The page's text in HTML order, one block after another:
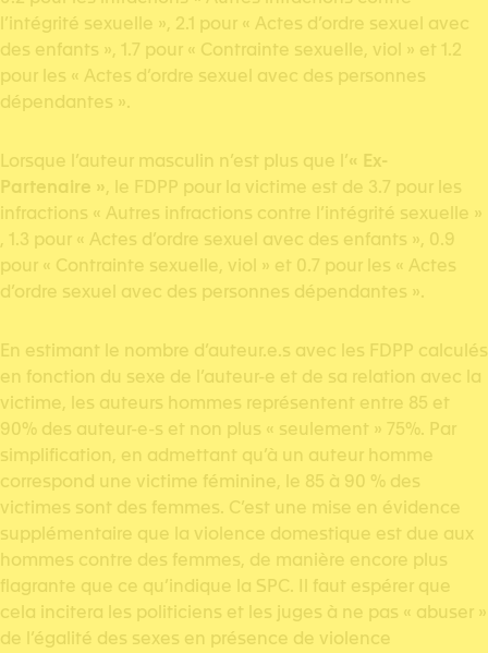
l’intégrité sexuelle », 2.1 pour « Actes d’ordre sexuel avec
des enfants », 1.7 pour « Contrainte sexuelle, viol » et 1.2
pour les « Actes d’ordre sexuel avec des personnes
dépendantes ».
Lorsque l’auteur masculin n’est plus que l’« Ex-
Partenaire », le FDPP pour la victime est de 3.7 pour les
infractions « Autres infractions contre l’intégrité sexuelle »
, 1.3 pour « Actes d’ordre sexuel avec des enfants », 0.9
pour « Contrainte sexuelle, viol » et 0.7 pour les « Actes
d’ordre sexuel avec des personnes dépendantes ».
En estimant le nombre d’auteur.e.s avec les FDPP calculés
en fonction du sexe de l’auteur-e et de sa relation avec la
victime, les auteurs hommes représentent entre 85 et
90% des auteur-e-s et non plus « seulement » 75%. Par
simplification, en admettant qu’à un auteur homme
correspond une victime féminine, le 85 à 90 % des
victimes sont des femmes. C’est une mise en évidence
supplémentaire que la violence domestique est due aux
hommes contre des femmes, de manière encore plus
flagrante que ce qu’indique la SPC. Il faut espérer que
cela incitera les politiciens et les juges à ne pas « abuser »
de l’égalité des sexes en présence de violence